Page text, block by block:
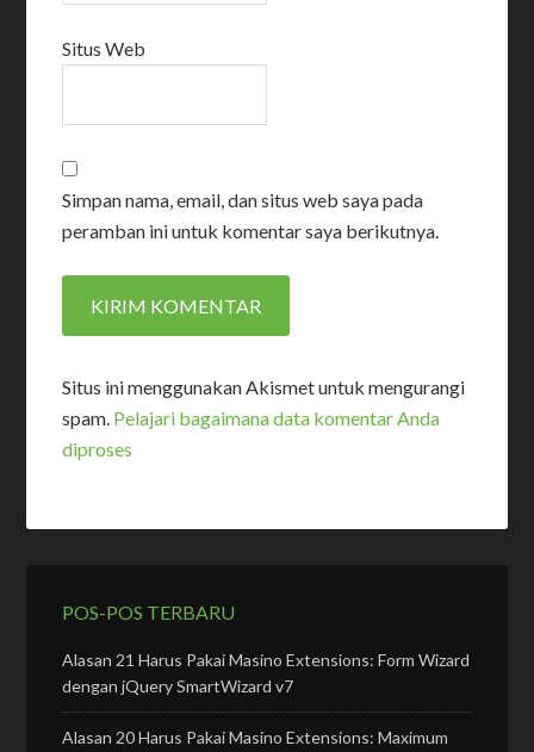
Situs Web
Simpan nama, email, dan situs web saya pada
peramban ini untuk komentar saya berikutnya.
Situs ini menggunakan Akismet untuk mengurangi
spam. Pelajari bagaimana data komentar Anda
diproses
POS-POS TERBARU
Alasan 21 Harus Pakai Masino Extensions: Form Wizard
dengan jQuery SmartWizard v7
Alasan 20 Harus Pakai Masino Extensions: Maximum